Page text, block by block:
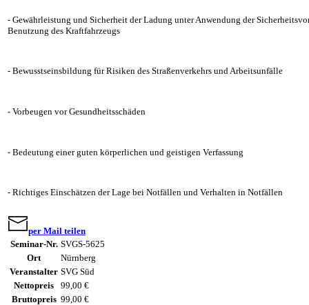
- Gewährleistung und Sicherheit der Ladung unter Anwendung der
Benutzung des Kraftfahrzeugs
- Bewusstseinsbildung für Risiken des Straßenverkehrs und Arbeitsunfälle
- Vorbeugen vor Gesundheitsschäden
- Bedeutung einer guten körperlichen und geistigen Verfassung
- Richtiges Einschätzen der Lage bei Notfällen und Verhalten in Notfällen
per Mail teilen
Seminar-Nr. SVGS-5625
Ort
Nürnberg
Veranstalter SVG Süd
Nettopreis
99,00 €
Bruttopreis 99,00 €